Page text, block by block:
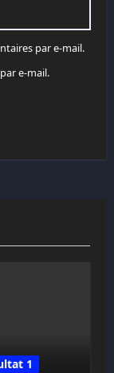
par e-mail.
e-mail.
1